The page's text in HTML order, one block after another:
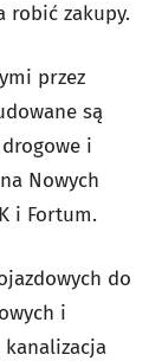
robić zakupy.
przez
są
i
Nowych
i Fortum.
do
i